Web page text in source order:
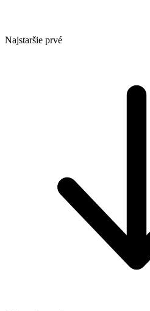
Najstaršie prvé